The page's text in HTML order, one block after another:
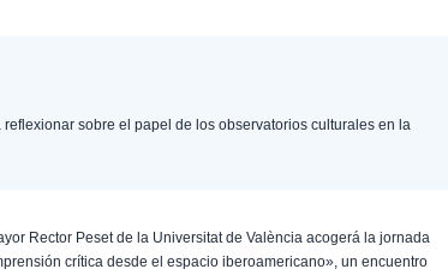
sobre el papel de los observatorios culturales en la
Rector Peset de la Universitat de València acogerá la jornada
crítica desde el espacio iberoamericano», un encuentro